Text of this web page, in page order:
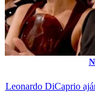
Leonardo DiCaprio